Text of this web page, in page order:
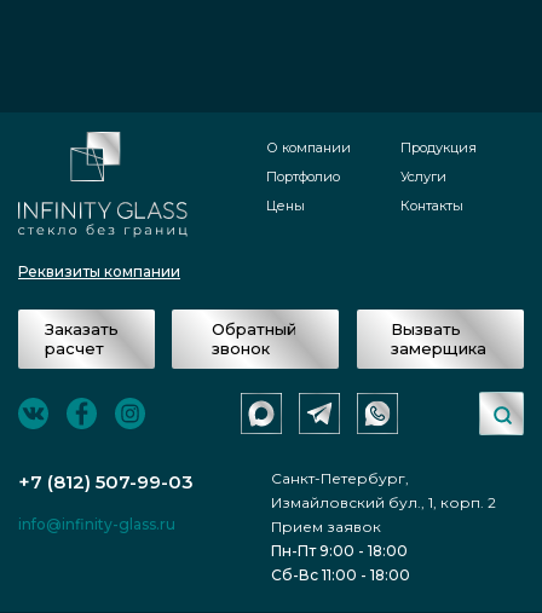
Реквизиты компании
О компании
Портфолио
Цены
Продукция
Услуги
Контакты
Заказать
расчет
Обратный
звонок
Вызвать
замерщика
+7 (812) 507-99-03
Санкт-Петербург,
Измайловский бул., 1, корп. 2
info@infinity-glass.ru
Прием заявок
Пн-Пт 9:00 - 18:00
Сб-Вс 11:00 - 18:00